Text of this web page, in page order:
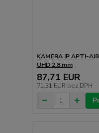
KAMERA IP APTI-
UHD 2.8 mm
87,71 EUR
71,31 EUR bez DPH